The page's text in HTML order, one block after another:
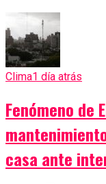
Clima1 día atrás
Fenómeno de
casa ante